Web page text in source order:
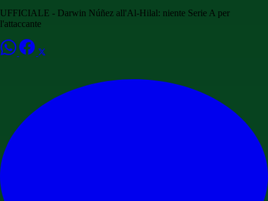
UFFICIALE - Darwin Núñez all'Al-Hilal: niente Serie A per
l'attaccante